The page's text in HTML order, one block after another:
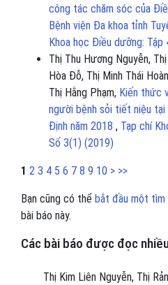
công tác chăm sóc của
Bệnh viện Đa khoa tỉnh
Khoa học Điều dưỡng: Tập
Thị Thu Hương Nguyễn,
Hòa Đỗ, Thị Minh Thái
Thị Hằng Phạm, Kiến thức
người bệnh sỏi tiết niệu tại
Định năm 2018 , Tạp chí
Số 3(1) (2019)
1 2 3 4 5 6 7 8 9 10 > >>
Bạn cũng có thể bắt đầu một
bài báo này.
Các bài báo được đọc
Thị Kim Liên Nguyễn, Thị